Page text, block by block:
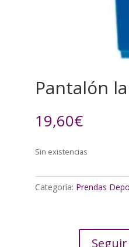
Pantalón
19,60€
Sin existencias
Categoría: Prendas